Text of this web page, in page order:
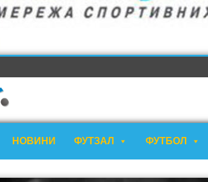
НОВИНИ ФУТЗАЛ ФУТБОЛ